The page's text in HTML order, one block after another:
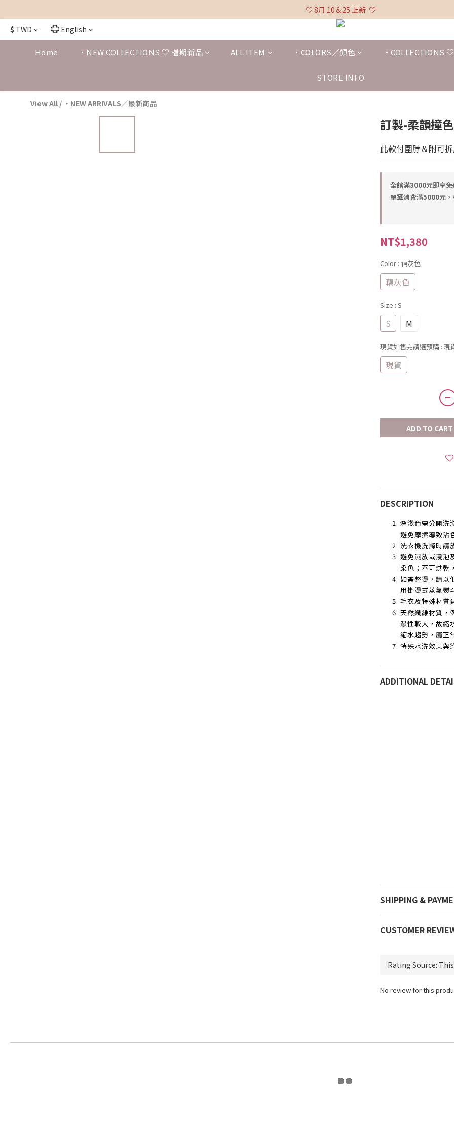
♡ 全館消費滿 $3,000 免運 (不含貨到付款及海外配送) ♡
♡ 8月 10＆25 上新  ♡
♡ 全館消費滿 $3,000 免運 (不含貨到付款及海外配送) ♡
$ TWD English
Home ・NEW COLLECTIONS ♡ 檔期新品 ALL ITEM ・COLORS／顏色 ・COLLECTIONS
STORE INFO
View All / ・NEW ARRIVALS／最新商品
訂製-柔韻撞
此款付圍脖＆附可
全館滿3000元即享
單筆消費滿5000元
NT$1,380
Color : 藕灰色
藕灰色
Size : S
S M
現貨如售完請選預購 : 現
現貨
ADD TO CART
DESCRIPTION
深淺色需分開洗
避免摩擦導致沾
洗衣機洗滌時請
避免濕放或浸泡
染色；不可烘乾
如需整燙，請以
用掛燙式蒸氣熨
毛衣及特殊材質
天然纖維材質，
濕性較大，故縮
縮水趨勢，屬正
特殊水洗效果與
ADDITIONAL
SHIPPING &
CUSTOMER
No review for this